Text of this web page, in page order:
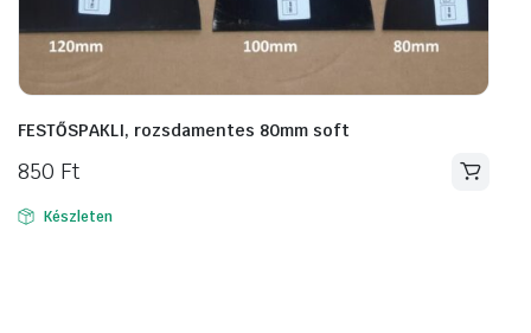
FESTŐSPAKLI, rozsdamentes 80mm soft
850 Ft
Készleten